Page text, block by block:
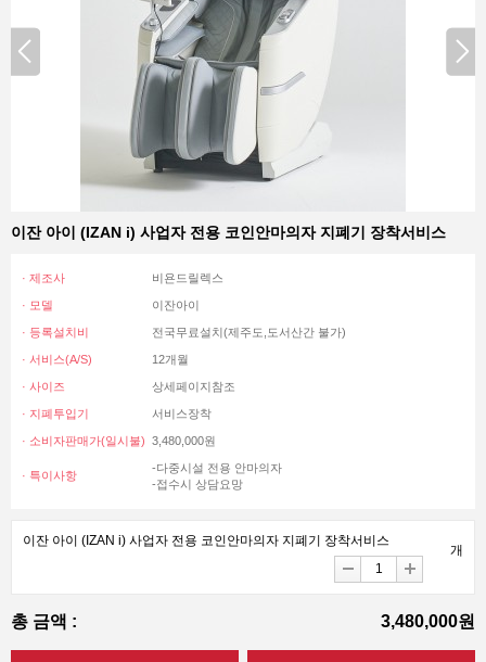
이잔 아이 (IZAN i) 사업자 전용 코인안마의자 지폐기 장착서비스
· 제조사 비욘드릴렉스
· 모델 이잔아이
· 등록설치비 전국무료설치(제주도,도서산간 불가)
· 서비스(A/S) 12개월
· 사이즈 상세페이지참조
· 지폐투입기 서비스장착
· 소비자판매가(일시불) 3,480,000원
· 특이사항
-다중시설 전용 안마의자
-접수시 상담요망
이잔 아이 (IZAN i) 사업자 전용 코인안마의자 지폐기 장착서비스
개
총 금액 : 3,480,000원